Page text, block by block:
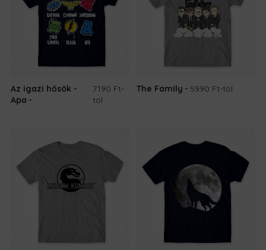
Az igazi hősök -
Apa
7190 Ft-
tól
The Family 5990 Ft-tól